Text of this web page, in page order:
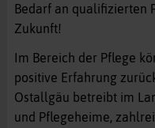
Bedarf an qualifizierten
Zukunft!
Im Bereich der Pflege
positive Erfahrung
Ostallgäu betreibt im
und Pflegeheime,